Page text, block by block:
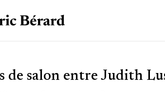
de salon entre Judith